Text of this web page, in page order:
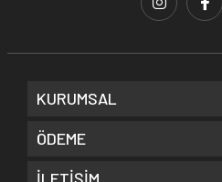
KURUMSAL
ÖDEME